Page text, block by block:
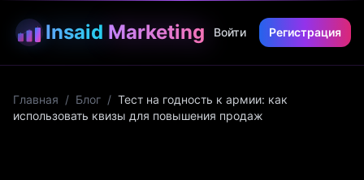
Insaid Marketing Войти Регистрация
Главная / Блог / Тест на годность к армии: как
использовать квизы для повышения продаж